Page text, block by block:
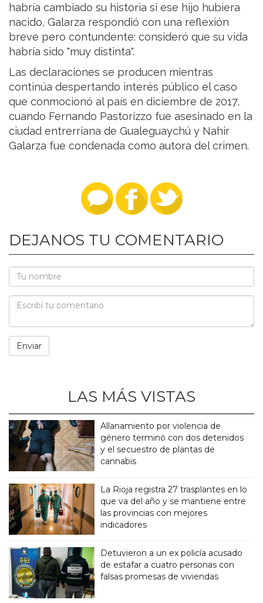
habría cambiado su historia si ese hijo hubiera
nacido, Galarza respondió con una reflexión
breve pero contundente: consideró que su vida
habría sido "muy distinta".
Las declaraciones se producen mientras
continúa despertando interés público el caso
que conmocionó al país en diciembre de 2017,
cuando Fernando Pastorizzo fue asesinado en la
ciudad entrerriana de Gualeguaychú y Nahir
Galarza fue condenada como autora del crimen.
DEJANOS TU COMENTARIO
LAS MÁS VISTAS
Allanamiento por violencia de
género terminó con dos detenidos
y el secuestro de plantas de
cannabis
La Rioja registra 27 trasplantes en lo
que va del año y se mantiene entre
las provincias con mejores
indicadores
Detuvieron a un ex policía acusado
de estafar a cuatro personas con
falsas promesas de viviendas